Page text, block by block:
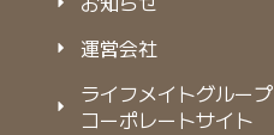
運営会社
ライフメイトグループ
コーポレートサイト